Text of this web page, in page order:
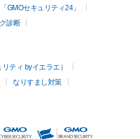
GMOセキュリティ24」
診断
ティ byイエラエ）
なりすまし対策